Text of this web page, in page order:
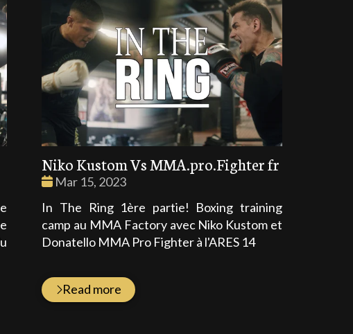
Niko Kustom Vs MMA.pro.Fighter fr
Date
Mar 15, 2023
In The Ring 1ère partie! Boxing training
camp au MMA Factory avec Niko Kustom et
Donatello MMA Pro Fighter à l'ARES 14
Read more